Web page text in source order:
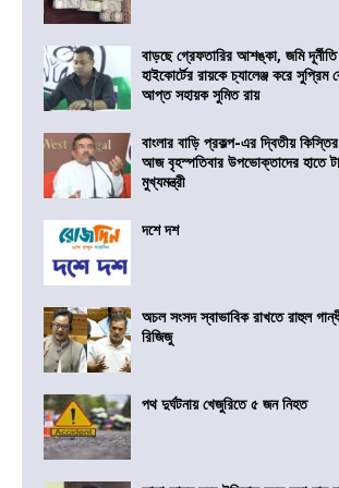
বাড়ছে গ্রেফতারির আশঙ্কা, জমি
হাইকোর্টের রায়কে চ্যালেঞ্জ করে সুপ্রিম
আপ্ত সহায়ক সুমিত রায়
বাংলার বাড়ি প্রকল্প-এর দ্বিতীয়
আজ বৃহস্পতিবার উপভোক্তাদের হাতে
মুখ্যমন্ত্রী
দশে দশ
অচল সংসদ স্বাভাবিক রাখতে রাহুল
রিজিজু
পথ দুর্ঘটনায় খেজুরিতে ৫ জন নিহত